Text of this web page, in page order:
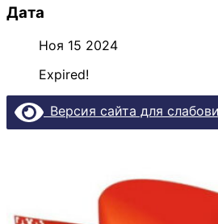
Дата
Ноя 15 2024
Expired!
Версия сайта для